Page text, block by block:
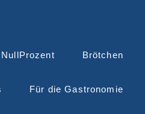
NullProzent Brötchen
Für die Gastronomie